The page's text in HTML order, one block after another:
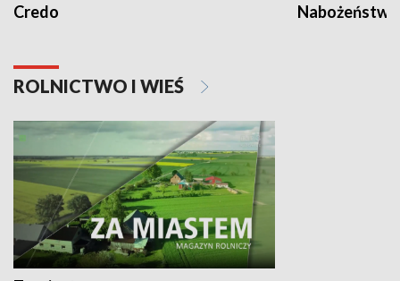
Credo
ROLNICTWO I WIEŚ